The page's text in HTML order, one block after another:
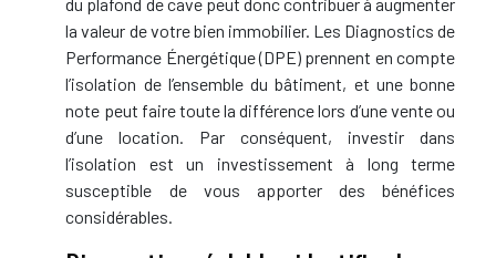
la valeur de votre bien immobilier. Les Diagnostics de
Performance Énergétique (DPE) prennent en compte
l’isolation de l’ensemble du bâtiment, et une bonne
note peut faire toute la différence lors d’une vente ou
d’une location. Par conséquent, investir dans
l’isolation est un investissement à long terme
susceptible de vous apporter des bénéfices
considérables.